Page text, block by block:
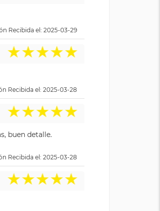
Recibida el: 2025-03-29
★★★★★
Recibida el: 2025-03-28
★★★★★
buen detalle.
Recibida el: 2025-03-28
★★★★★